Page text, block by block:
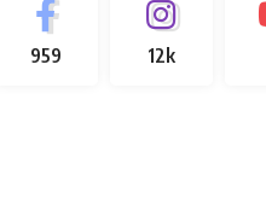
959 12k